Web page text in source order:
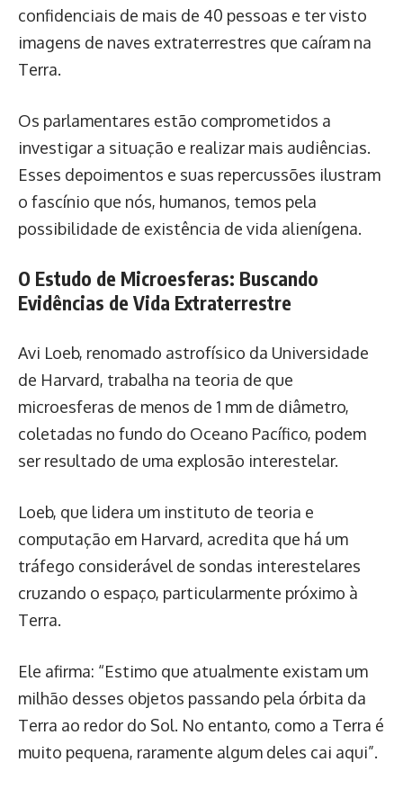
confidenciais de mais de 40 pessoas e ter visto
imagens de naves extraterrestres que caíram na
Terra.
Os parlamentares estão comprometidos a
investigar a situação e realizar mais audiências.
Esses depoimentos e suas repercussões ilustram
o fascínio que nós, humanos, temos pela
possibilidade de existência de vida alienígena.
O Estudo de Microesferas: Buscando
Evidências de Vida Extraterrestre
Avi Loeb, renomado astrofísico da Universidade
de Harvard, trabalha na teoria de que
microesferas de menos de 1 mm de diâmetro,
coletadas no fundo do Oceano Pacífico, podem
ser resultado de uma explosão interestelar.
Loeb, que lidera um instituto de teoria e
computação em Harvard, acredita que há um
tráfego considerável de sondas interestelares
cruzando o espaço, particularmente próximo à
Terra.
Ele afirma: “Estimo que atualmente existam um
milhão desses objetos passando pela órbita da
Terra ao redor do Sol. No entanto, como a Terra é
muito pequena, raramente algum deles cai aqui”.